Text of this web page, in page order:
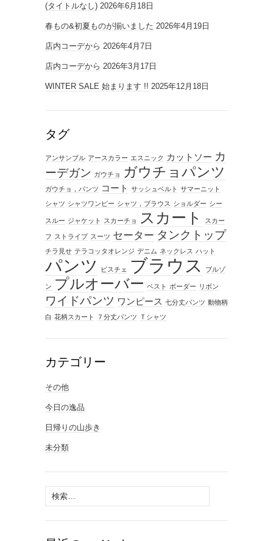
(タイトルなし) 2026年6月18日
春もの&初夏ものが揃いました 2026年4月19日
店内コーデから 2026年4月7日
店内コーデから 2026年3月17日
WINTER SALE 始まります !! 2025年12月18日
タグ
アンサンブル アースカラー エスニック カットソー カ
ーデガン ガウチョ ガウチョパンツ
ガウチョ，パンツ コート サッシュベルト サマーニット
シャツ シャツワンピー シャツ，ブラウス ショルダー シー
スルー ジャケット スカーチョ スカート スカー
フ ストライプ スーツ セーター タンクトップ
チラ見せ テラコッタオレンジ デニム ネックレス ハット
パンツ ビスチェ ブラウス ブルゾ
ン プルオーバー ベスト ボーダー リボン
ワイドパンツ ワンピース 七分丈パンツ 動物柄
白 花柄スカート ７分丈パンツ Ｔシャツ
カテゴリー
その他
今日の逸品
日帰りの山歩き
未分類
検
索: